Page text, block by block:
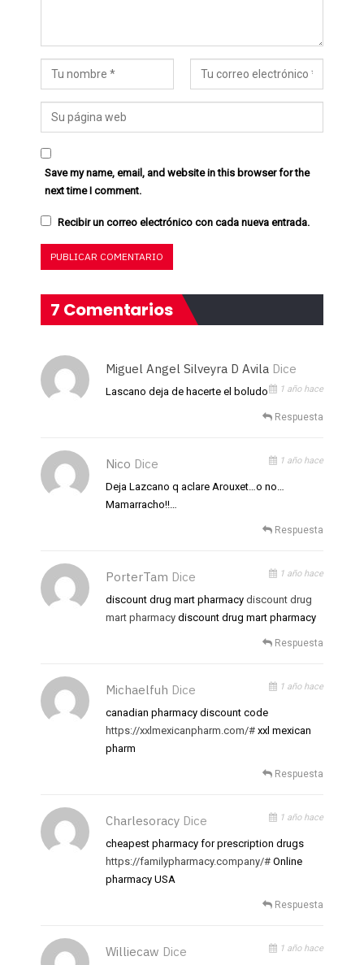
Save my name, email, and website in this browser for the
next time I comment.
Recibir un correo electrónico con cada nueva entrada.
7 Comentarios
Miguel Angel Silveyra D Avila Dice
1 año hace
Lascano deja de hacerte el boludo
Respuesta
Nico Dice 1 año hace
Deja Lazcano q aclare Arouxet…o no…
Mamarracho!!…
Respuesta
PorterTam Dice 1 año hace
discount drug mart pharmacy discount drug
mart pharmacy discount drug mart pharmacy
Respuesta
Michaelfuh Dice 1 año hace
canadian pharmacy discount code
https://xxlmexicanpharm.com/# xxl mexican
pharm
Respuesta
Charlesoracy Dice 1 año hace
cheapest pharmacy for prescription drugs
https://familypharmacy.company/# Online
pharmacy USA
Respuesta
Williecaw Dice 1 año hace